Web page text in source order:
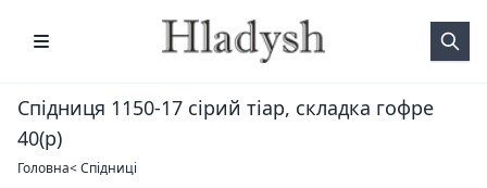
Спідниця 1150-17 сірий тіар, складка гофре
40(р)
Головна< Спідниці